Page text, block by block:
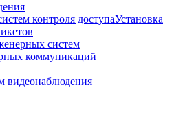
контроля доступаУстановка
систем
коммуникаций
видеонаблюдения